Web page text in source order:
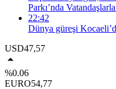
Parkı’nda
22:42
Dünya güreşi
USD47,57
%0.06
EURO54,77